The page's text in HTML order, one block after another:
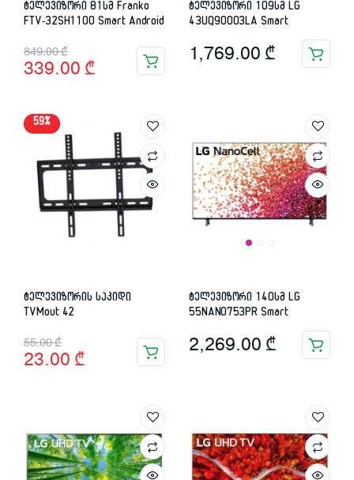
ტელევიზორი 81სმ Franko
FTV-32SH1100 Smart Android
849.00₾
Original
price
849.00 ₾.
339.00 ₾
Current
price
339.00 ₾.
ტელევიზორი 109სმ LG
43UQ90003LA Smart
1,769.00 ₾
59%
ტელევიზორის საკიდი
TVMout 42
55.00₾
Original
price
23.00 ₾
Current
price
ტელევიზორი 140სმ LG
55NANO753PR Smart
2,269.00 ₾